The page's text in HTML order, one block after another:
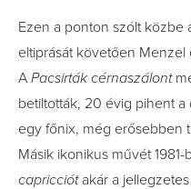
Ezen a ponton szólt közbe
eltiprását követően
A Pacsirták cérnaszálont
betiltották, 20 évig pihent
egy főnix, még erősebben
Másik ikonikus művét
capricciótakár a